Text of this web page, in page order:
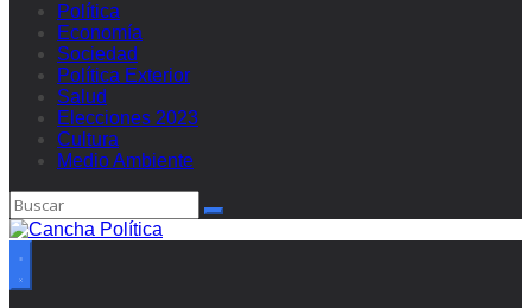
Política
Economía
Sociedad
Política Exterior
Salud
Elecciones 2023
Cultura
Medio Ambiente